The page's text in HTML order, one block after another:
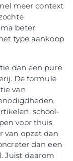
meer context
beter
type aankoop
dan een pure
De formule
van
school-
voor thuis.
van opzet dan
dan een
Juist daarom